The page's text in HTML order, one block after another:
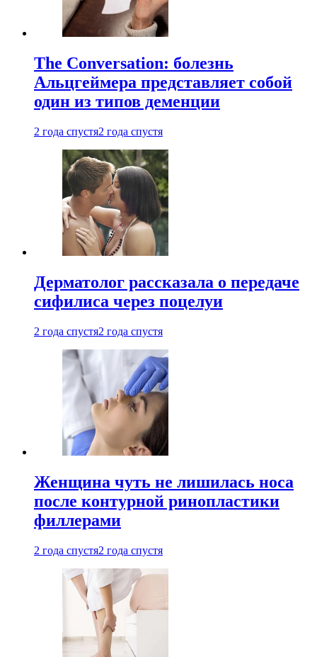
The Conversation: болезнь
Альцгеймера представляет собой
один из типов деменции
2 года спустя2 года спустя
Дерматолог рассказала о передаче
сифилиса через поцелуи
2 года спустя2 года спустя
Женщина чуть не лишилась носа
после контурной ринопластики
филлерами
2 года спустя2 года спустя